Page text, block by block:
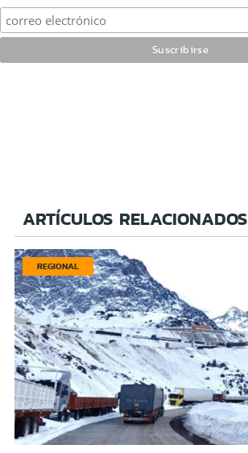
ARTÍCULOS RELACIONADOS
REGIONAL